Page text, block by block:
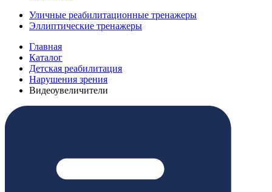
Уличные реабилитационные тренажеры
Эллиптические тренажеры
Главная
Каталог
Детская реабилитация
Нарушения зрения
Видеоувеличители